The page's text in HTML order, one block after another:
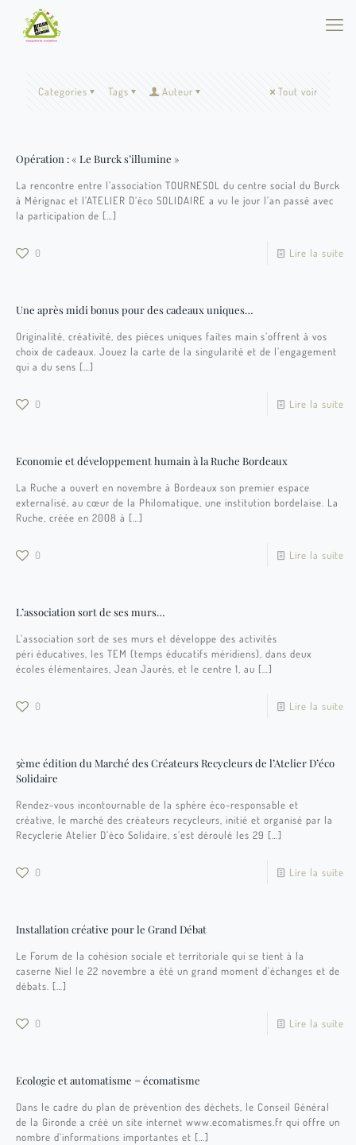
Categories Tags Auteur Tout voir
Opération : « Le Burck s’illumine »
La rencontre entre l’association TOURNESOL du centre social du Burck
à Mérignac et l’ATELIER D’éco SOLIDAIRE a vu le jour l’an passé avec
la participation de […]
0 Lire la suite
Une après midi bonus pour des cadeaux uniques…
Originalité, créativité, des pièces uniques faites main s’offrent à vos
choix de cadeaux. Jouez la carte de la singularité et de l’engagement
qui a du sens […]
0 Lire la suite
Economie et développement humain à la Ruche Bordeaux
La Ruche a ouvert en novembre à Bordeaux son premier espace
externalisé, au cœur de la Philomatique, une institution bordelaise. La
Ruche, créée en 2008 à […]
0 Lire la suite
L’association sort de ses murs…
L’association sort de ses murs et développe des activités
péri éducatives, les TEM (temps éducatifs méridiens), dans deux
écoles élémentaires, Jean Jaurès, et le centre 1, au […]
0 Lire la suite
5ème édition du Marché des Créateurs Recycleurs de l’Atelier D’éco
Solidaire
Rendez-vous incontournable de la sphère éco-responsable et
créative, le marché des créateurs recycleurs, initié et organisé par la
Recyclerie Atelier D’éco Solidaire, s’est déroulé les 29 […]
0 Lire la suite
Installation créative pour le Grand Débat
Le Forum de la cohésion sociale et territoriale qui se tient à la
caserne Niel le 22 novembre a été un grand moment d’échanges et de
débats. […]
0 Lire la suite
Ecologie et automatisme = écomatisme
Dans le cadre du plan de prévention des déchets, le Conseil Général
de la Gironde a créé un site internet www.ecomatismes.fr qui offre un
nombre d’informations importantes et […]